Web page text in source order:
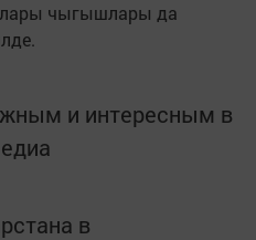
чыгышлары да
и интересным в
в